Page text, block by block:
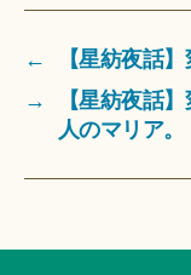
←
【星紡夜話
→
【星紡夜話
人のマリア。